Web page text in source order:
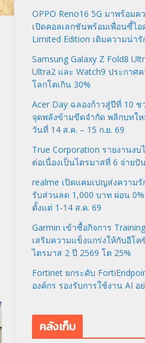
OPPO Reno16 5G มาพร้อมค
เปิดคอลเลกชันพร้อมเพื่อนซี้ไ
Limited Edition เติมความน่า
Samsung Galaxy Z Fold8
Ultra2 และ Watch9 ประกาศ
โลกโตเกิน 30%
Acer Day ฉลองก้าวสู่ปีที่ 10 ช
จุดพลังข้ามขีดจำกัด พลิกบทใ
วันที่ 14 ส.ค. – 15 ก.ย. 69
True Corporation รายงานง
ต่อเนื่องเป็นไตรมาสที่ 6 จ่าย
realme เปิดแคมเปญส่งความ
รับส่วนลด 1,000 บาท ผ่อน
ตั้งแต่ 1-14 ส.ค. 69
Garmin เข้าซื้อกิจการ
เสริมความแข็งแกร่งให้กับอีโ
ไตรมาส 2 ปี 2569 โต 25%
Fortinet ยกระดับ
องค์กร รองรับการใช้งาน AI อ
คลังเก็บ